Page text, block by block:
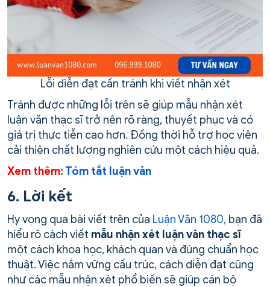
Lỗi diễn đạt cần tránh khi viết nhận xét
Tránh được những lỗi trên sẽ giúp mẫu nhận xét
luận văn thạc sĩ trở nên rõ ràng, thuyết phục và có
giá trị thực tiễn cao hơn. Đồng thời hỗ trợ học viên
cải thiện chất lượng nghiên cứu một cách hiệu quả.
Xem thêm: Tóm tắt luận văn
6. Lời kết
Hy vọng qua bài viết trên của Luận Văn 1080, bạn đã
hiểu rõ cách viết mẫu nhận xét luận văn thạc sĩ
một cách khoa học, khách quan và đúng chuẩn học
thuật. Việc nắm vững cấu trúc, cách diễn đạt cũng
như các mẫu nhận xét phổ biến sẽ giúp cán bộ